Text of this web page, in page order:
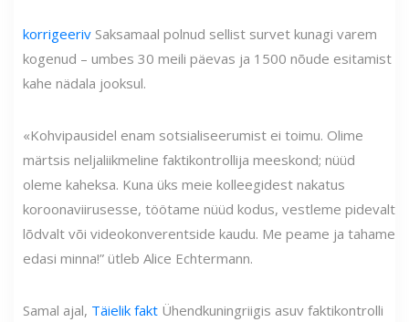
korrigeeriv Saksamaal polnud sellist survet kunagi varem
kogenud – umbes 30 meili päevas ja 1500 nõude esitamist
kahe nädala jooksul.
«Kohvipausidel enam sotsialiseerumist ei toimu. Olime
märtsis neljaliikmeline faktikontrollija meeskond; nüüd
oleme kaheksa. Kuna üks meie kolleegidest nakatus
koroonaviirusesse, töötame nüüd kodus, vestleme pidevalt
lõdvalt või videokonverentside kaudu. Me peame ja tahame
edasi minna!” ütleb Alice Echtermann.
Samal ajal, Täielik fakt Ühendkuningriigis asuv faktikontrolli